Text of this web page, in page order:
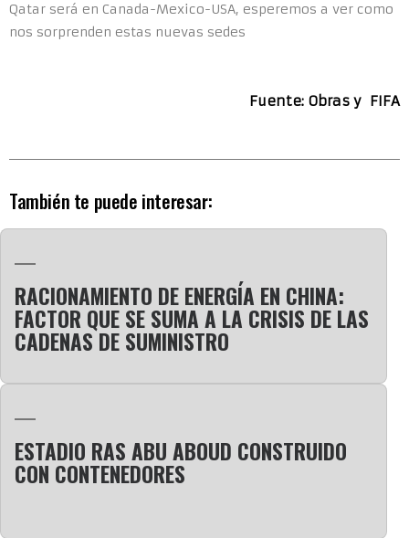
Qatar será en Canada-Mexico-USA, esperemos a ver como
nos sorprenden estas nuevas sedes
Fuente: Obras y FIFA
También te puede interesar:
RACIONAMIENTO DE ENERGÍA EN CHINA:
FACTOR QUE SE SUMA A LA CRISIS DE LAS
CADENAS DE SUMINISTRO
ESTADIO RAS ABU ABOUD CONSTRUIDO
CON CONTENEDORES